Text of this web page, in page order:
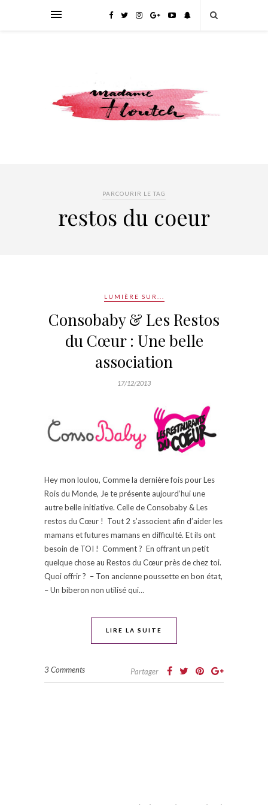
PARCOURIR LE TAG
restos du coeur
LUMIÈRE SUR...
Consobaby & Les Restos
du Cœur : Une belle
association
17/12/2013
Hey mon loulou, Comme la dernière fois pour Les
Rois du Monde, Je te présente aujourd’hui une
autre belle initiative. Celle de Consobaby & Les
restos du Cœur ! Tout 2 s’associent afin d’aider les
mamans et futures mamans en difficulté. Et ils ont
besoin de TOI ! Comment ? En offrant un petit
quelque chose au Restos du Cœur près de chez toi.
Quoi offrir ? – Ton ancienne poussette en bon état,
– Un biberon non utilisé qui…
LIRE LA SUITE
3 Comments Partager